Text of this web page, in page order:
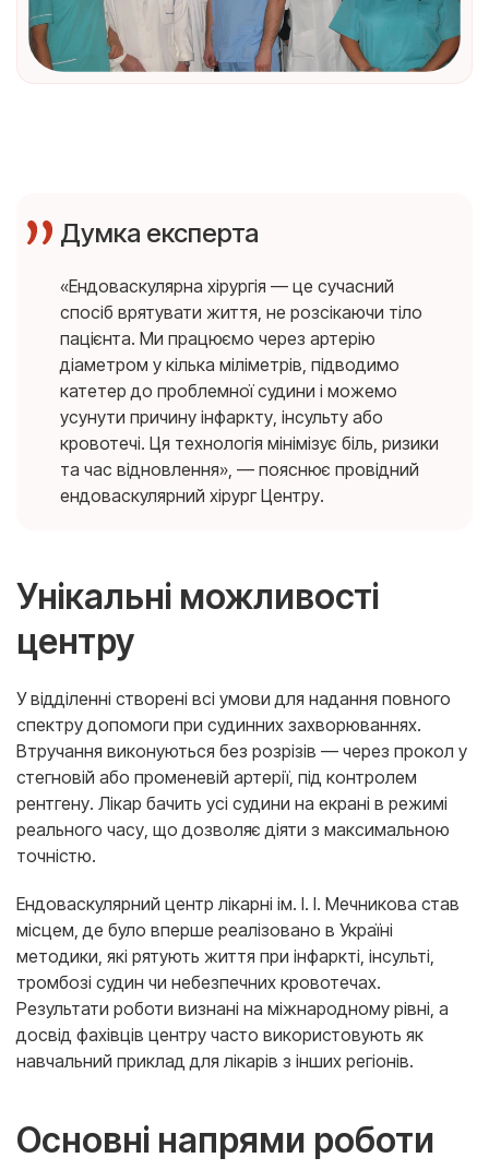
Думка експерта
«Ендоваскулярна хірургія — це сучасний
спосіб врятувати життя, не розсікаючи тіло
пацієнта. Ми працюємо через артерію
діаметром у кілька міліметрів, підводимо
катетер до проблемної судини і можемо
усунути причину інфаркту, інсульту або
кровотечі. Ця технологія мінімізує біль, ризики
та час відновлення», — пояснює провідний
ендоваскулярний хірург Центру.
Унікальні можливості
центру
У відділенні створені всі умови для надання повного
спектру допомоги при судинних захворюваннях.
Втручання виконуються без розрізів — через прокол у
стегновій або променевій артерії, під контролем
рентгену. Лікар бачить усі судини на екрані в режимі
реального часу, що дозволяє діяти з максимальною
точністю.
Ендоваскулярний центр лікарні ім. І. І. Мечникова став
місцем, де було вперше реалізовано в Україні
методики, які рятують життя при інфаркті, інсульті,
тромбозі судин чи небезпечних кровотечах.
Результати роботи визнані на міжнародному рівні, а
досвід фахівців центру часто використовують як
навчальний приклад для лікарів з інших регіонів.
Основні напрями роботи